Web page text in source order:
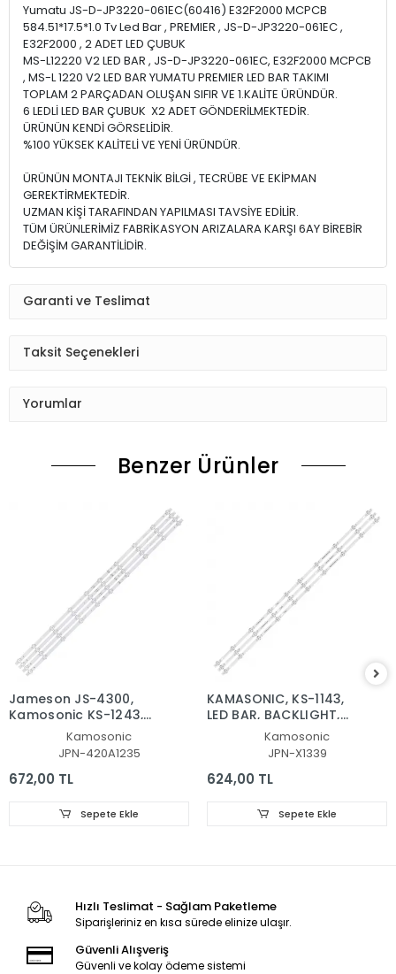
Yumatu JS-D-JP3220-061EC(60416) E32F2000 MCPCB
584.51*17.5*1.0 Tv Led Bar , PREMIER , JS-D-JP3220-061EC ,
E32F2000 , 2 ADET LED ÇUBUK
MS-L12220 V2 LED BAR , JS-D-JP3220-061EC, E32F2000 MCPCB
, MS-L 1220 V2 LED BAR YUMATU PREMIER LED BAR TAKIMI
TOPLAM 2 PARÇADAN OLUŞAN SIFIR VE 1.KALİTE ÜRÜNDÜR.
6 LEDLİ LED BAR ÇUBUK X2 ADET GÖNDERİLMEKTEDİR.
ÜRÜNÜN KENDİ GÖRSELİDİR.
%100 YÜKSEK KALİTELİ VE YENİ ÜRÜNDÜR.
ÜRÜNÜN MONTAJI TEKNİK BİLGİ , TECRÜBE VE EKİPMAN
GEREKTİRMEKTEDİR.
UZMAN KİŞİ TARAFINDAN YAPILMASI TAVSİYE EDİLİR.
TÜM ÜRÜNLERİMİZ FABRİKASYON ARIZALARA KARŞI 6AY BİREBİR
DEĞİŞİM GARANTİLİDİR.
Garanti ve Teslimat
Taksit Seçenekleri
Yorumlar
Benzer Ürünler
Jameson JS-4300,
Kamosonic KS-1243,
LED BAR, JL.D420A1235-
081BS-M, SD43-DNJF-
Kamosonic
JPN-420A1235
672,00 TL
Sepete Ekle
KAMASONIC, KS-1143,
LED BAR, BACKLIGHT,
PANEL LEDLERİ, HL-
2A420A28-1001S-01, A1,
8D2A-DLM4-201002,
201000, BACLIGHT
Kamosonic
JPN-X1339
624,00 TL
Sepete Ekle
Hızlı Teslimat - Sağlam Paketleme
Siparişleriniz en kısa sürede elinize ulaşır.
Güvenli Alışveriş
Güvenli ve kolay ödeme sistemi